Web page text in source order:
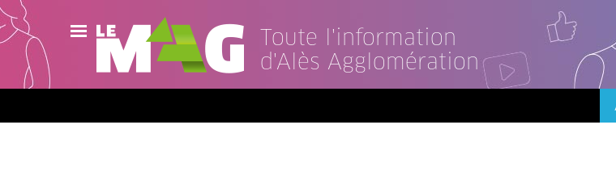
Toute l'information
d'Alès Agglomération
Actualités
Agenda